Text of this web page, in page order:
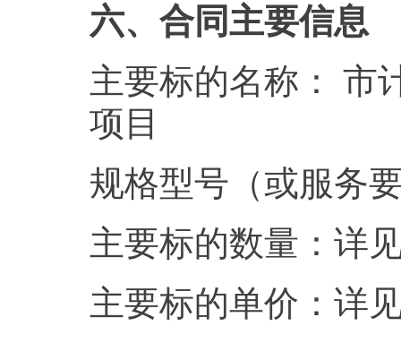
六、合同主要信息
主要标的名称： 市
项目
规格型号（或服务
主要标的数量：详
主要标的单价：详